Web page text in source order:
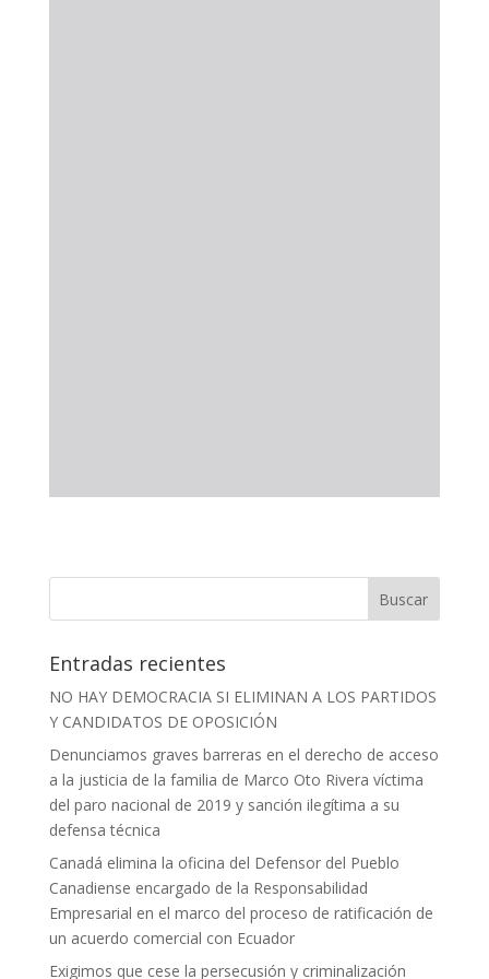
Entradas recientes
NO HAY DEMOCRACIA SI ELIMINAN A LOS PARTIDOS
Y CANDIDATOS DE OPOSICIÓN
Denunciamos graves barreras en el derecho de acceso
a la justicia de la familia de Marco Oto Rivera víctima
del paro nacional de 2019 y sanción ilegítima a su
defensa técnica
Canadá elimina la oficina del Defensor del Pueblo
Canadiense encargado de la Responsabilidad
Empresarial en el marco del proceso de ratificación de
un acuerdo comercial con Ecuador
Exigimos que cese la persecusión y criminalización